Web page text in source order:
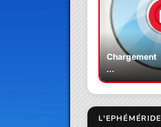
Chargement
...
L'EPHÉMÉRIDE